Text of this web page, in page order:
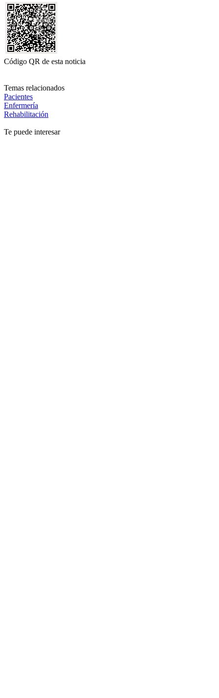
Código QR de esta noticia
Temas relacionados
Pacientes
Enfermería
Rehabilitación
Te puede interesar